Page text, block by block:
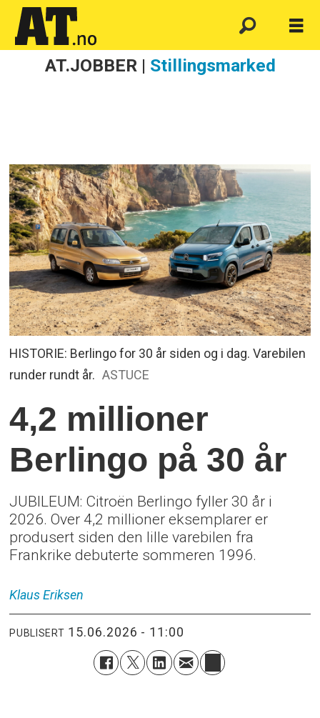
AT.JOBBER | Stillingsmarked
HISTORIE: Berlingo for 30 år siden og i dag. Varebilen
runder rundt år. ASTUCE
4,2 millioner
Berlingo på 30 år
JUBILEUM: Citroën Berlingo fyller 30 år i
2026. Over 4,2 millioner eksemplarer er
produsert siden den lille varebilen fra
Frankrike debuterte sommeren 1996.
Klaus Eriksen
PUBLISERT 15.06.2026 - 11:00